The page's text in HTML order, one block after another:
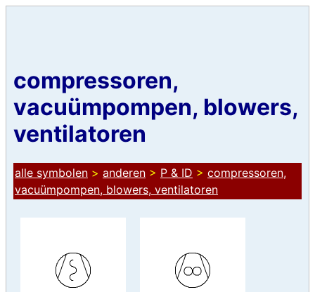
compressoren,
vacuümpompen, blowers,
ventilatoren
alle symbolen > anderen > P & ID > compressoren,
vacuümpompen, blowers, ventilatoren